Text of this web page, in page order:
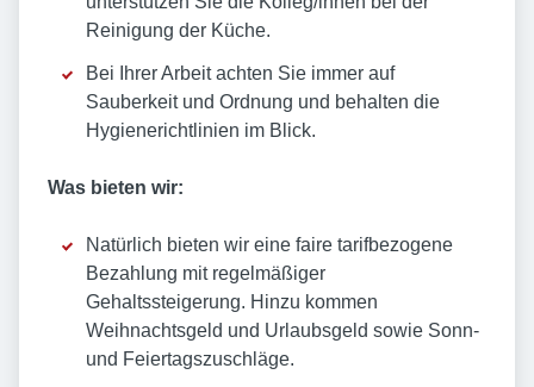
Reinigung der Küche.
Bei Ihrer Arbeit achten Sie immer auf
Sauberkeit und Ordnung und behalten die
Hygienerichtlinien im Blick.
Was bieten wir:
Natürlich bieten wir eine faire tarifbezogene
Bezahlung mit regelmäßiger
Gehaltssteigerung. Hinzu kommen
Weihnachtsgeld und Urlaubsgeld sowie Sonn-
und Feiertagszuschläge.